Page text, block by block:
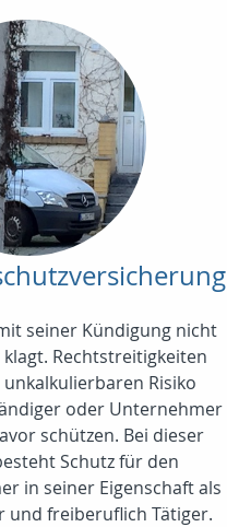
seiner Kündigung nicht
Rechtstreitigkeiten
Risiko
oder Unternehmer
schützen. Bei dieser
Schutz für den
in seiner Eigenschaft als
und freiberuflich Tätiger.